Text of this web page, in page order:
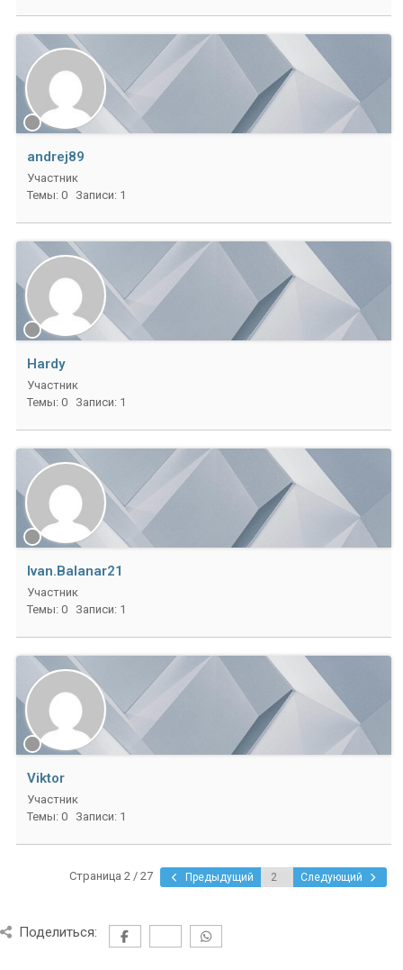
andrej89
Участник
Темы: 0
Записи: 1
Hardy
Участник
Темы: 0
Записи: 1
Ivan.Balanar21
Участник
Темы: 0
Записи: 1
Viktor
Участник
Темы: 0
Записи: 1
Страница 2 / 27 Предыдущий Следующий
Поделиться: